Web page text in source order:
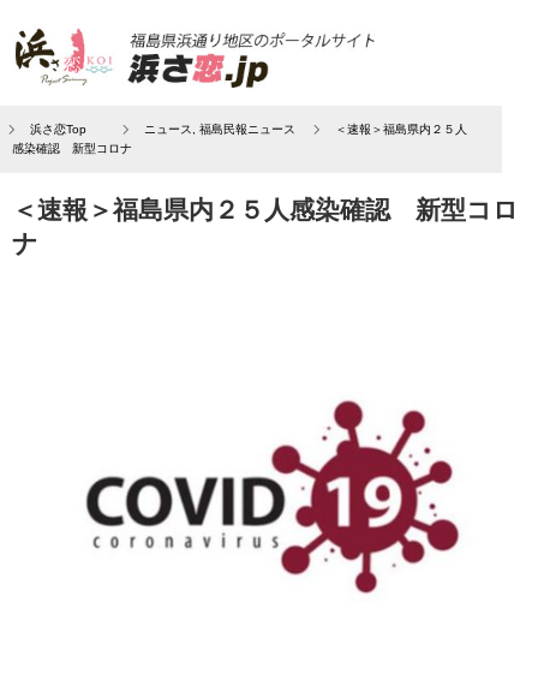
浜さ恋Top ニュース 福島民報ニュース
＜速報＞福島県内２５人
感染確認 新型コロナ
＜速報＞福島県内２５人感染確認 新型コロ
ナ